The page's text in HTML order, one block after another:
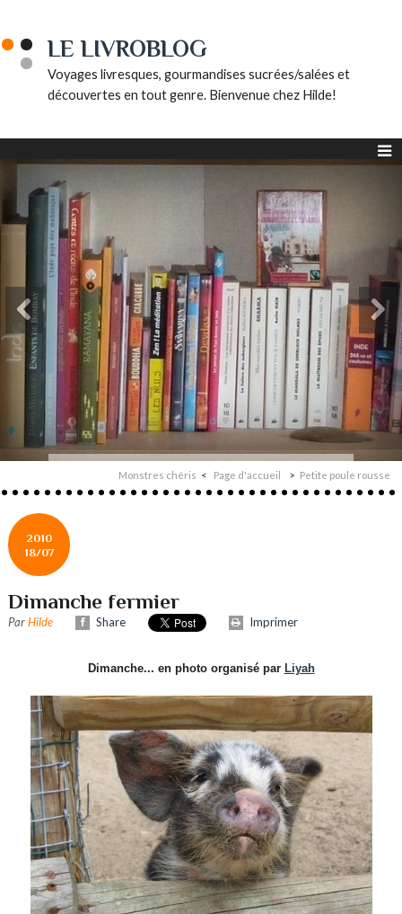
LE LIVROBLOG
Voyages livresques, gourmandises sucrées/salées et
découvertes en tout genre. Bienvenue chez Hilde!
Monstres chéris Page d'accueil Petite poule rousse
2010
18/07
Dimanche fermier
Par Hilde Share Imprimer
Dimanche... en photo organisé par Liyah